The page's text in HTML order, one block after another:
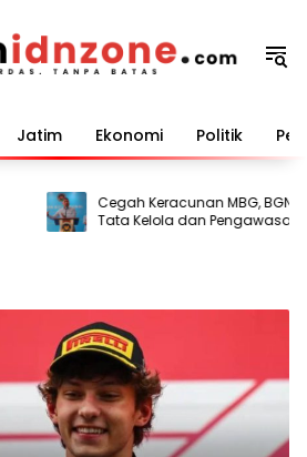
Jatim Ekonomi Politik
Cegah Keracunan MBG, BGN
Tata Kelola dan Pengawasan